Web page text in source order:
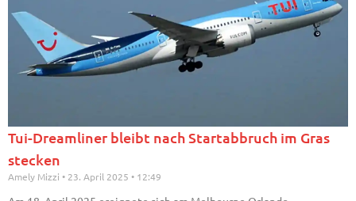
Tui-Dreamliner bleibt nach Startabbruch im Gras
stecken
Amely Mizzi 23. April 2025 12:49